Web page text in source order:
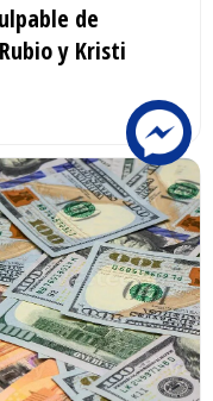
de
y Kristi